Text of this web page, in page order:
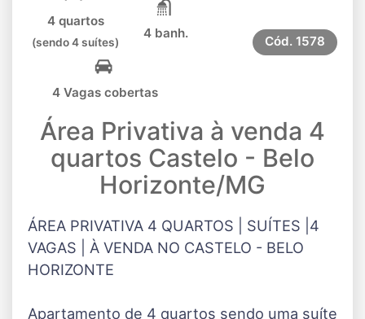
4 quartos
(sendo 4 suítes)
4 banh.
4 Vagas cobertas
Cód. 1578
Área Privativa à venda 4
quartos Castelo - Belo
Horizonte/MG
ÁREA PRIVATIVA 4 QUARTOS | SUÍTES |4
VAGAS | À VENDA NO CASTELO - BELO
HORIZONTE
Apartamento de 4 quartos sendo uma suíte